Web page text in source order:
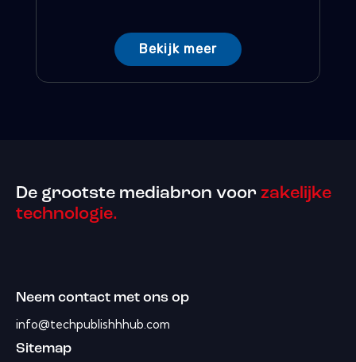
Bekijk meer
De grootste mediabron voor zakelijke
technologie.
Neem contact met ons op
info@techpublishhhub.com
Sitemap